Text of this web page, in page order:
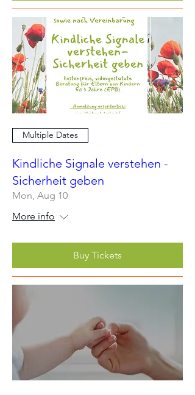
Multiple Dates
Kindliche Signale verstehen -
Sicherheit geben
Mon, Aug 10
More info
Buy Tickets